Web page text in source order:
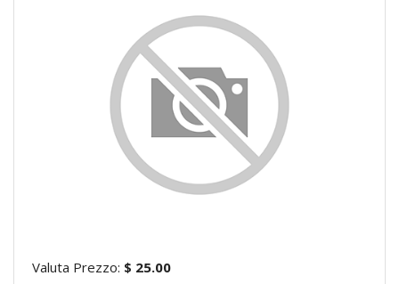
Valuta Prezzo: $ 25.00